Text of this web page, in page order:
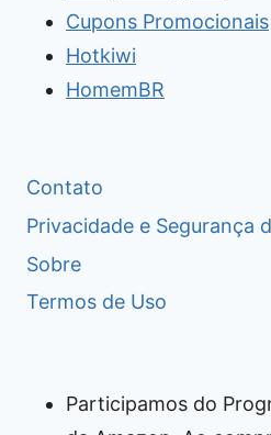
Cupons Promocionais
Hotkiwi
HomemBR
Contato
Privacidade e Segurança
Sobre
Termos de Uso
Participamos do